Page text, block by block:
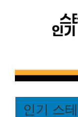
인기 스